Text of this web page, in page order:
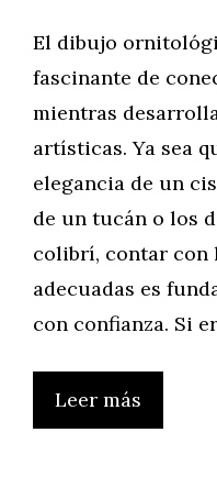
El dibujo
fascinante de
mientras
artísticas. Ya sea
elegancia de un
de un tucán o los
colibrí, contar con
adecuadas es
con confianza. Si
Leer más